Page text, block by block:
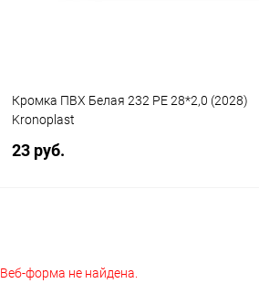
Кромка ПВХ Белая 232 PE 28*2,0 (2028)
Kronoplast
23 руб.
Купить в 1 клик
Веб-форма не найдена.